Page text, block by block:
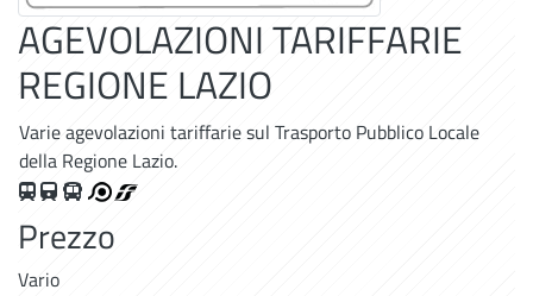
AGEVOLAZIONI TARIFFARIE
REGIONE LAZIO
Varie agevolazioni tariffarie sul Trasporto Pubblico Locale
della Regione Lazio.
Autobus
Tram
TramMetroferro
Autobus
Prezzo
Vario